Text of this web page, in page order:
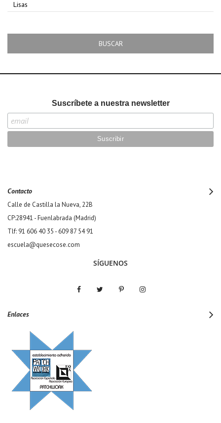
BUSCAR
Suscríbete a nuestra newsletter
Contacto
Calle de Castilla la Nueva, 22B
CP:28941 - Fuenlabrada (Madrid)
Tlf: 91 606 40 35 - 609 87 54 91
escuela@quesecose.com
SÍGUENOS
Enlaces